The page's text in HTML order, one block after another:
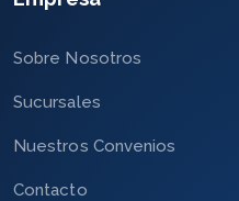
Sobre Nosotros
Sucursales
Nuestros Convenios
Contacto